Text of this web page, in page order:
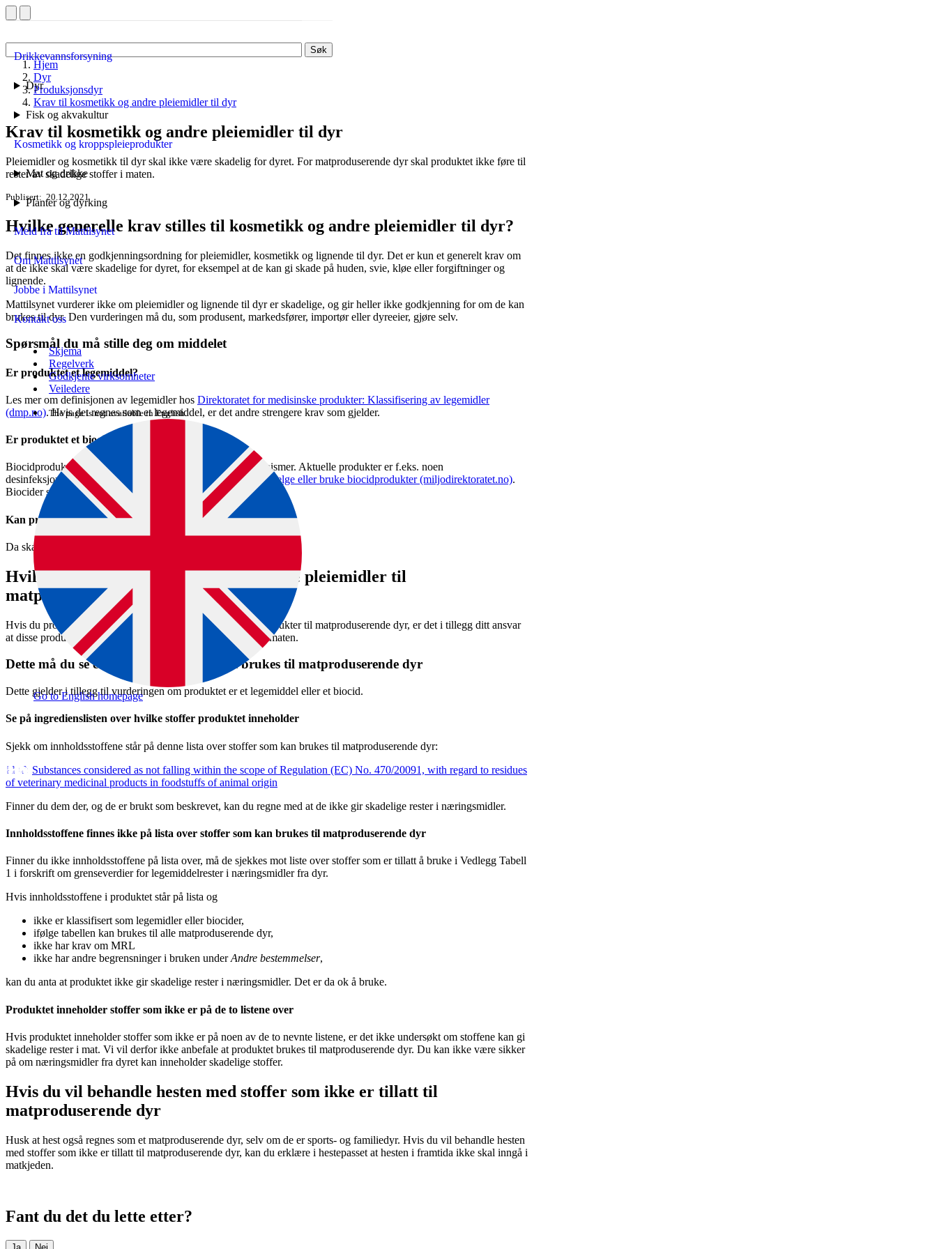
Søk
Drikkevannsforsyning
Dyr
Fisk og akvakultur
Kosmetikk og kroppspleieprodukter
Mat og drikke
Planter og dyrking
Meld fra til Mattilsynet
Om Mattilsynet
Jobbe i Mattilsynet
Kontakt oss
Skjema
Regelverk
Godkjente virksomheter
Veiledere
The page is not available in English.
Go to English homepage
Hjem
Dyr
Produksjonsdyr
Krav til kosmetikk og andre pleiemidler til dyr
Krav til kosmetikk og andre pleiemidler til dyr
Pleiemidler og kosmetikk til dyr skal ikke være skadelig for dyret. For matproduserende dyr skal produktet ikke føre til
rester av skadelige stoffer i maten.
Publisert 20.12.2021
Hvilke generelle krav stilles til kosmetikk og andre pleiemidler til dyr?
Det finnes ikke en godkjenningsordning for pleiemidler, kosmetikk og lignende til dyr. Det er kun et generelt krav om
at de ikke skal være skadelige for dyret, for eksempel at de kan gi skade på huden, svie, kløe eller forgiftninger og
lignende.
Mattilsynet vurderer ikke om pleiemidler og lignende til dyr er skadelige, og gir heller ikke godkjenning for om de kan
brukes til dyr. Den vurderingen må du, som produsent, markedsfører, importør eller dyreeier, gjøre selv.
Spørsmål du må stille deg om middelet
Er produktet et legemiddel?
Les mer om definisjonen av legemidler hos Direktoratet for medisinske produkter: Klassifisering av legemidler
(dmp.no). Hvis det regnes som et legemiddel, er det andre strengere krav som gjelder.
Er produktet et biocid?
Biocidprodukter benyttes til bekjempelse av uønskede organismer. Aktuelle produkter er f.eks. noen
desinfeksjonsmidler og insektmidler. Les mer hosImportere, selge eller bruke biocidprodukter (miljodirektoratet.no).
Biocider skal kun brukes til dyr hvis de er godkjent for det.
Kan produktet være skadelig for dyret?
Da skal det ikke brukes.
Hvilke krav stilles til kosmetikk og andre pleiemidler til
matproduserende dyr?
Hvis du produserer, markedsfører, importerer eller bruker produkter til matproduserende dyr, er det i tillegg ditt ansvar
at disse produktene ikke fører til rester av skadelige stoffer i maten.
Dette må du se etter når produktene skal brukes til matproduserende dyr
Dette gjelder i tillegg til vurderingen om produktet er et legemiddel eller et biocid.
Se på ingredienslisten over hvilke stoffer produktet inneholder
Sjekk om innholdsstoffene står på denne lista over stoffer som kan brukes til matproduserende dyr:
Substances considered as not falling within the scope of Regulation (EC) No. 470/20091, with regard to residues
of veterinary medicinal products in foodstuffs of animal origin
Finner du dem der, og de er brukt som beskrevet, kan du regne med at de ikke gir skadelige rester i næringsmidler.
Innholdsstoffene finnes ikke på lista over stoffer som kan brukes til matproduserende dyr
Finner du ikke innholdsstoffene på lista over, må de sjekkes mot liste over stoffer som er tillatt å bruke i Vedlegg Tabell
1 i forskrift om grenseverdier for legemiddelrester i næringsmidler fra dyr.
Hvis innholdsstoffene i produktet står på lista og
ikke er klassifisert som legemidler eller biocider,
ifølge tabellen kan brukes til alle matproduserende dyr,
ikke har krav om MRL
ikke har andre begrensninger i bruken underAndre bestemmelser,
kan du anta at produktet ikke gir skadelige rester i næringsmidler. Det er da ok å bruke.
Produktet inneholder stoffer som ikke er på de to listene over
Hvis produktet inneholder stoffer som ikke er på noen av de to nevnte listene, er det ikke undersøkt om stoffene kan gi
skadelige rester i mat. Vi vil derfor ikke anbefale at produktet brukes til matproduserende dyr. Du kan ikke være sikker
på om næringsmidler fra dyret kan inneholder skadelige stoffer.
Hvis du vil behandle hesten med stoffer som ikke er tillatt til
matproduserende dyr
Husk at hest også regnes som et matproduserende dyr, selv om de er sports- og familiedyr. Hvis du vil behandle hesten
med stoffer som ikke er tillatt til matproduserende dyr, kan du erklære i hestepasset at hesten i framtida ikke skal inngå i
matkjeden.
Fant du det du lette etter?